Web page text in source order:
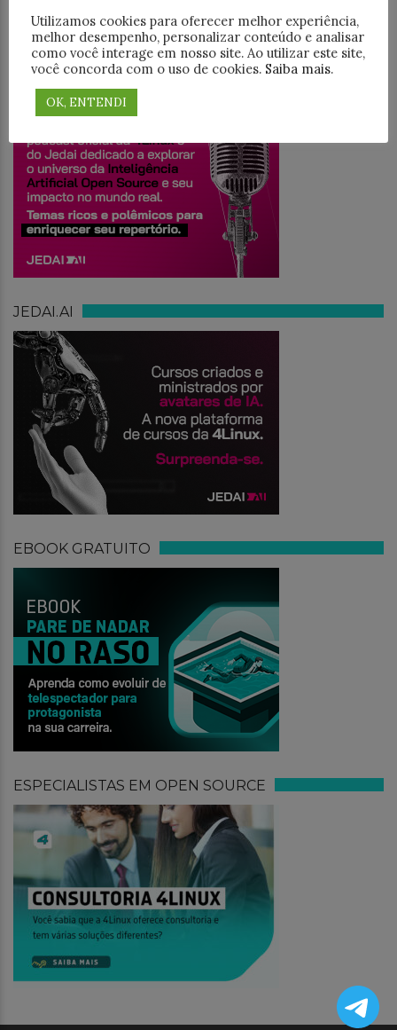
JEDAICAST
JEDAI.AI
EBOOK GRATUITO
ESPECIALISTAS EM OPEN SOURCE
Utilizamos cookies para oferecer melhor experiência,
melhor desempenho, personalizar conteúdo e analisar
como você interage em nosso site. Ao utilizar este site,
você concorda com o uso de cookies. Saiba mais.
OK, ENTENDI